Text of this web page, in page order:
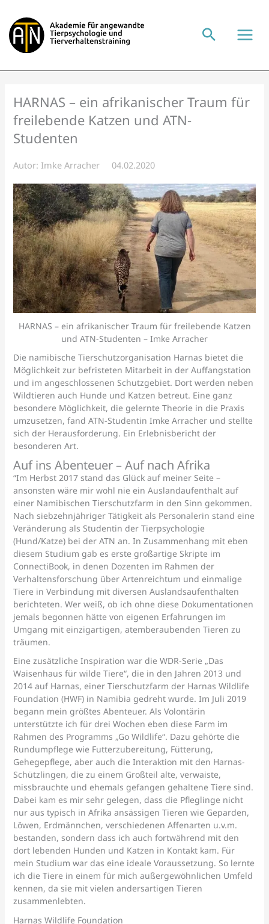
Inhalt
springen
HARNAS – ein afrikanischer Traum für
freilebende Katzen und ATN-
Studenten
Autor: Imke Arracher 04.02.2020
HARNAS – ein afrikanischer Traum für freilebende Katzen
und ATN-Studenten – Imke Arracher
Die namibische Tierschutzorganisation Harnas bietet die
Möglichkeit zur befristeten Mitarbeit in der Auffangstation
und im angeschlossenen Schutzgebiet. Dort werden neben
Wildtieren auch Hunde und Katzen betreut. Eine ganz
besondere Möglichkeit, die gelernte Theorie in die Praxis
umzusetzen, fand ATN-Studentin Imke Arracher und stellte
sich der Herausforderung. Ein Erlebnisbericht der
besonderen Art.
Auf ins Abenteuer – Auf nach Afrika
“Im Herbst 2017 stand das Glück auf meiner Seite –
ansonsten wäre mir wohl nie ein Auslandaufenthalt auf
einer Namibischen Tierschutzfarm in den Sinn gekommen.
Nach siebzehnjähriger Tätigkeit als Personalerin stand eine
Veränderung als Studentin der Tierpsychologie
(Hund/Katze) bei der ATN an. In Zusammenhang mit eben
diesem Studium gab es erste großartige Skripte im
ConnectiBook, in denen Dozenten im Rahmen der
Verhaltensforschung über Artenreichtum und einmalige
Tiere in Verbindung mit diversen Auslandsaufenthalten
berichteten. Wer weiß, ob ich ohne diese Dokumentationen
jemals begonnen hätte von eigenen Erfahrungen im
Umgang mit einzigartigen, atemberaubenden Tieren zu
träumen.
Eine zusätzliche Inspiration war die WDR-Serie „Das
Waisenhaus für wilde Tiere“, die in den Jahren 2013 und
2014 auf Harnas, einer Tierschutzfarm der Harnas Wildlife
Foundation (HWF) in Namibia gedreht wurde. Im Juli 2019
begann mein größtes Abenteuer. Als Volontärin
unterstützte ich für drei Wochen eben diese Farm im
Rahmen des Programms „Go Wildlife“. Dazu gehörte die
Rundumpflege wie Futterzubereitung, Fütterung,
Gehegepflege, aber auch die Interaktion mit den Harnas-
Schützlingen, die zu einem Großteil alte, verwaiste,
missbrauchte und ehemals gefangen gehaltene Tiere sind.
Dabei kam es mir sehr gelegen, dass die Pfleglinge nicht
nur aus typisch in Afrika ansässigen Tieren wie Geparden,
Löwen, Erdmännchen, verschiedenen Affenarten u.v.m.
bestanden, sondern dass ich auch fortwährend mit den
dort lebenden Hunden und Katzen in Kontakt kam. Für
mein Studium war das eine ideale Voraussetzung. So lernte
ich die Tiere in einem für mich außergewöhnlichen Umfeld
kennen, da sie mit vielen andersartigen Tieren
zusammenlebten.
Harnas Wildlife Foundation